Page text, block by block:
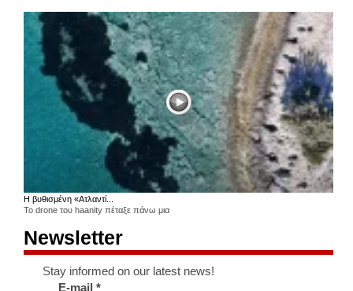
Η βυθισμένη «Ατλαντί...
Το drone του haanity πέταξε πάνω μια
Newsletter
Stay informed on our latest news!
E-mail*